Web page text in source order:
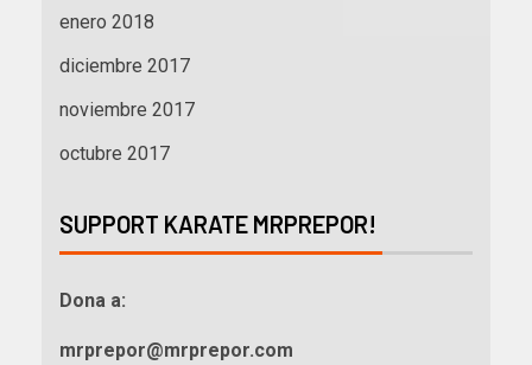
enero 2018
diciembre 2017
noviembre 2017
octubre 2017
SUPPORT KARATE MRPREPOR!
Dona a:
mrprepor@mrprepor.com